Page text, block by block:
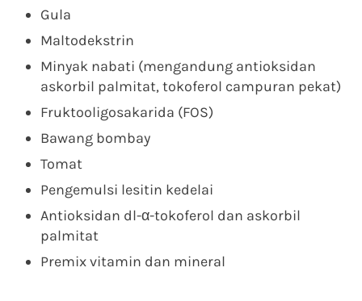
Gula
Maltodekstrin
Minyak nabati (mengandung antioksidan
askorbil palmitat, tokoferol campuran pekat)
Fruktooligosakarida (FOS)
Bawang bombay
Tomat
Pengemulsi lesitin kedelai
Antioksidan dl-α-tokoferol dan askorbil
palmitat
Premix vitamin dan mineral